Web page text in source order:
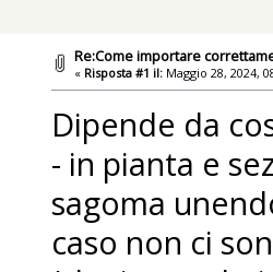
Re:Come importare
« Risposta #1 il: Maggio 28, 2024,
Dipende da
- in pianta e
sagoma
caso non ci